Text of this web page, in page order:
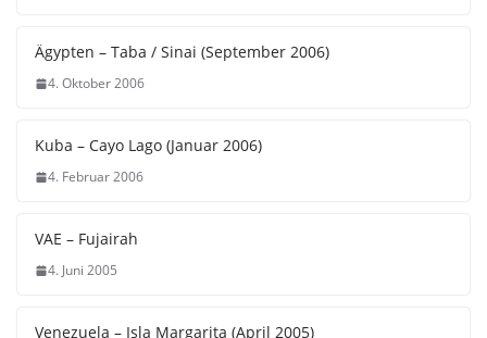
Ägypten – Taba / Sinai (September 2006)
4. Oktober 2006
Kuba – Cayo Lago (Januar 2006)
4. Februar 2006
VAE – Fujairah
4. Juni 2005
Venezuela – Isla Margarita (April 2005)